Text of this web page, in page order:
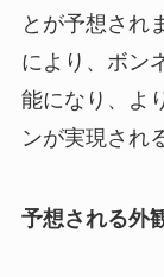
とが予想され
により、ボン
能になり、よ
ンが実現され
予想される外